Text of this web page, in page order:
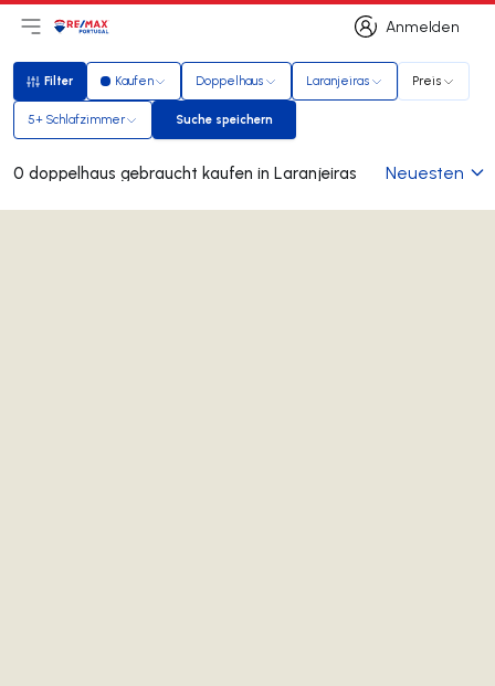
Anmelden
Anmelden
Hauptmenü öffnen
LogoZur Startseite
Filter
Filter Kaufen Doppelhaus Laranjeiras Preis
5+ Schlafzimmer Suche speichern
Suche speichern
0 doppelhaus gebraucht kaufen in Laranjeiras Neuesten